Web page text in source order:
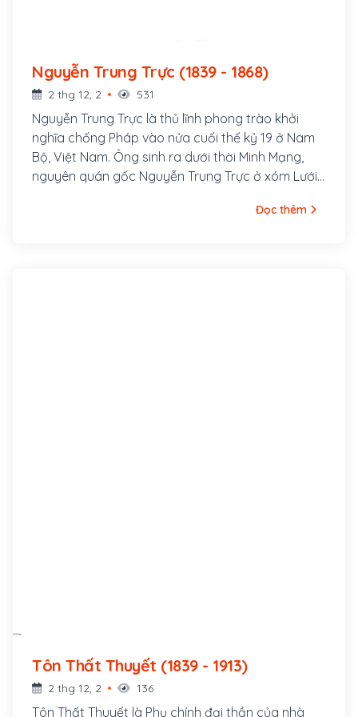
Nguyễn Trung Trực (1839 - 1868)
2 thg 12, 2 531
Nguyễn Trung Trực là thủ lĩnh phong trào khởi
nghĩa chống Pháp vào nửa cuối thế kỷ 19 ở Nam
Bộ, Việt Nam. Ông sinh ra dưới thời Minh Mạng,
nguyên quán gốc Nguyễn Trung Trực ở xóm Lưới,
Bình Định (ngày nay là thôn Vĩnh Hội, xã Cát Hải,
Đọc thêm
Tôn Thất Thuyết (1839 - 1913)
2 thg 12, 2 136
Tôn Thất Thuyết là Phụ chính đại thần của nhà